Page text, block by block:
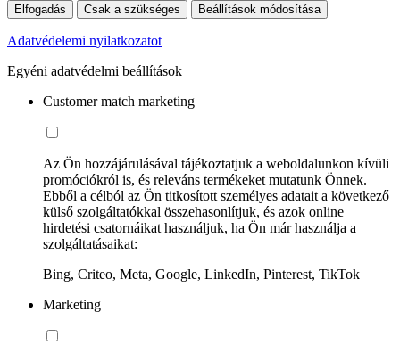
Elfogadás Csak a szükséges Beállítások módosítása
Adatvédelemi nyilatkozatot
Egyéni adatvédelmi beállítások
Customer match marketing
Az Ön hozzájárulásával tájékoztatjuk a weboldalunkon kívüli
promóciókról is, és releváns termékeket mutatunk Önnek.
Ebből a célból az Ön titkosított személyes adatait a következő
külső szolgáltatókkal összehasonlítjuk, és azok online
hirdetési csatornáikat használjuk, ha Ön már használja a
szolgáltatásaikat:
Bing, Criteo, Meta, Google, LinkedIn, Pinterest, TikTok
Marketing